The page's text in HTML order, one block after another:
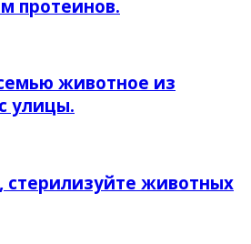
протеинов.
животное из
улицы.
стерилизуйте животных